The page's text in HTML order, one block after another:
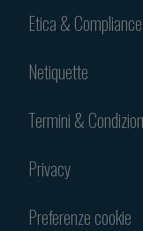
Etica & Compliance
Netiquette
Termini &
Privacy
Preferenze cookie